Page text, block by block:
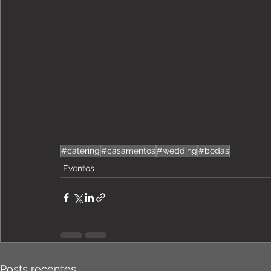
#catering#casamentos#wedding#bodas
Eventos